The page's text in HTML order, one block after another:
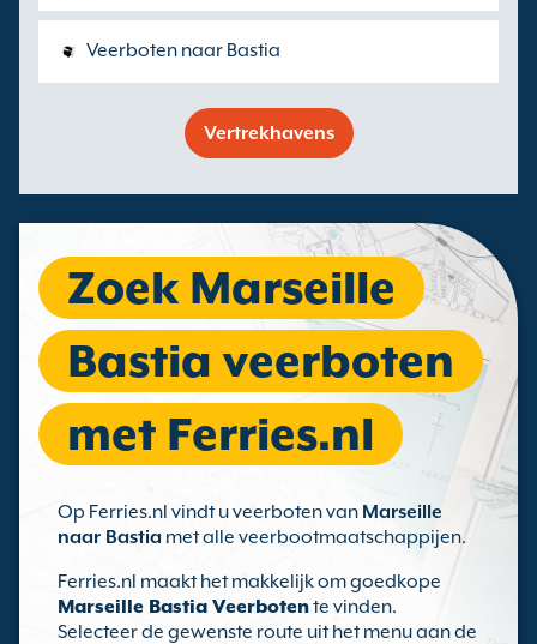
Veerboten naar Bastia
Vertrekhavens
Zoek Marseille
Bastia veerboten
met Ferries.nl
Op Ferries.nl vindt u veerboten van Marseille
naar Bastia met alle veerbootmaatschappijen.
Ferries.nl maakt het makkelijk om goedkope
Marseille Bastia Veerbotente vinden.
Selecteer de gewenste route uit het menu aan de